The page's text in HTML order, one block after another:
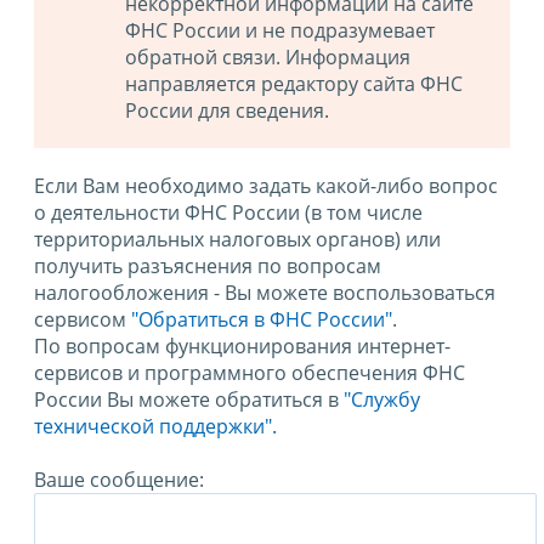
ФНС России и не подразумевает
обратной связи. Информация
направляется редактору сайта ФНС
России для сведения.
Если Вам необходимо задать какой-либо вопрос
о деятельности ФНС России (в том числе
территориальных налоговых органов) или
получить разъяснения по вопросам
налогообложения - Вы можете воспользоваться
сервисом "Обратиться в ФНС России".
По вопросам функционирования интернет-
сервисов и программного обеспечения ФНС
России Вы можете обратиться в "Службу
технической поддержки".
Ваше сообщение: